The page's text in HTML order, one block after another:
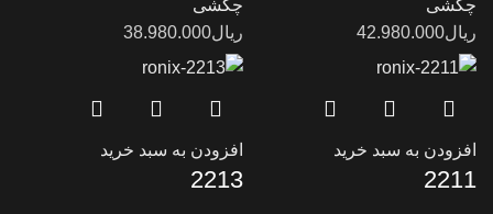
چکشی
ریال42.980.000
چکشی
ریال38.980.000
افزودن به سبد خرید
2211
افزودن به سبد خرید
2213